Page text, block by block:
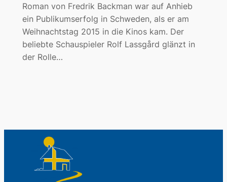
Roman von Fredrik Backman war auf Anhieb
ein Publikumserfolg in Schweden, als er am
Weihnachtstag 2015 in die Kinos kam. Der
beliebte Schauspieler Rolf Lassgård glänzt in
der Rolle…